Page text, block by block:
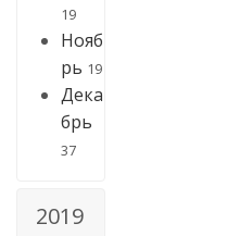
19
Нояб
рь 19
Дека
брь
37
2019